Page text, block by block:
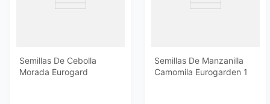
Semillas De Cebolla
Morada Eurogard
Semillas De Manzanilla
Camomila Eurogarden 1